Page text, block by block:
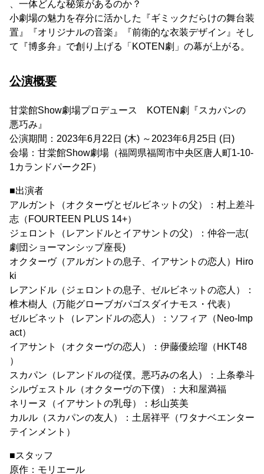
、一体どんな秘策があるのか？
小劇場の魅力を存分に活かした『ギミックだらけの舞台装
置』『オリジナルの音楽』『前衛的な衣装デザイン』そし
て『博多弁』で創り上げる「KOTEN劇」の幕が上がる。
公演概要
甘棠館Show劇場プロデュース KOTEN劇『スカパンの
悪巧み』
公演期間：2023年6月22日 (木) ～2023年6月25日 (日)
会場：甘棠館Show劇場（福岡県福岡市中央区唐人町1-10-
1カランドパーク2F）
■出演者
アルガント（オクターヴとゼルビネットの父）：村上差斗
志（FOURTEEN PLUS 14+）
ジェロント（レアンドルとイアサントの父）：仲谷一志(
劇団ショーマンシップ座長)
オクターヴ（アルガントの息子、イアサントの恋人）Hiro
ki
レアンドル（ジェロントの息子、ゼルビネットの恋人）：
椎木樹人（万能グローブガパゴスダイナモス・代表）
ゼルビネット（レアンドルの恋人）：ソフィア（Neo-Imp
act）
イアサント（オクターヴの恋人）：伊藤優絵瑠（HKT48
）
スカパン（レアンドルの従僕。悪巧みの名人）：上条拳斗
シルヴェストル（オクターヴの下僕）：大和屋満福
ネリーヌ（イアサントの乳母）：杉山英美
カルル（スカパンの友人）：土居祥平（ワタナベエンター
テインメント）
■スタッフ
原作：モリエール